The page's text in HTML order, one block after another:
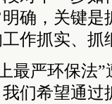
确，关键是
作抓实、抓
最严环保法”
们希望通过